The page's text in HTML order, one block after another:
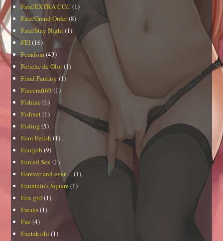
Fate/EXTRA CCC (1)
Fate/Grand Order(8)
Fate/Stay Night(1)
FEI(16)
Femdom(43)
Fetiche de Olor(1)
Final Fantasy (1)
Finecraft69 (1)
Fishine (1)
Fishnet (1)
Fisting (5)
Foot Fetish (1)
Footjob (9)
Forced Sex (1)
Forever and ever…(1)
Fountain's Square (1)
Fox girl (1)
Freaks(1)
Fue (4)
Fuetakishi (1)